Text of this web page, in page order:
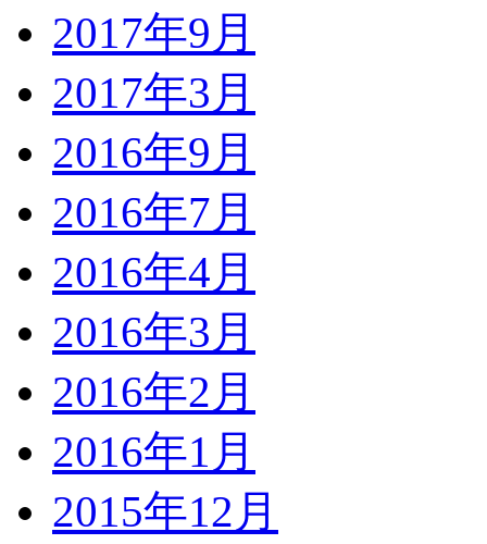
2017年9月
2017年3月
2016年9月
2016年7月
2016年4月
2016年3月
2016年2月
2016年1月
2015年12月